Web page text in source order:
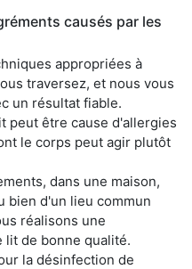
causés par les
appropriées à
traversez, et nous vous
un résultat fiable.
peut être cause d'allergies
le corps peut agir plutôt
dans une maison,
bien d'un lieu commun
réalisons une
lit de bonne qualité.
la désinfection de